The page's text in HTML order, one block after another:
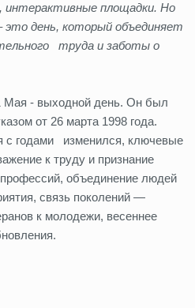
площадки. Но
день, который объединяет
труда и заботы о
Мая - выходной день. Он был
от 26 марта 1998 года.
с годами изменился, ключевые
к труду и признание
объединение людей
связь поколений —
к молодежи, весеннее